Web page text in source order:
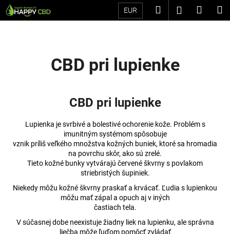
Prejsť
na
EUR Hľadať
CBD pri lupienke
CBD pri lupienke
Lupienka je svrbivé a bolestivé ochorenie kože. Problém s
imunitným systémom spôsobuje
vznik príliš veľkého množstva kožných buniek, ktoré sa hromadia
na povrchu skôr, ako sú zrelé.
Tieto kožné bunky vytvárajú červené škvrny s povlakom
striebristých šupiniek.
Niekedy môžu kožné škvrny praskať a krvácať. Ľudia s lupienkou
môžu mať zápal a opuch aj v iných
častiach tela.
V súčasnej dobe neexistuje žiadny liek na lupienku, ale správna
liečba môže ľuďom pomôcť zvládať
K
o
b
e
e